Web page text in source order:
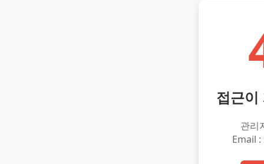
접근이
관리
Email